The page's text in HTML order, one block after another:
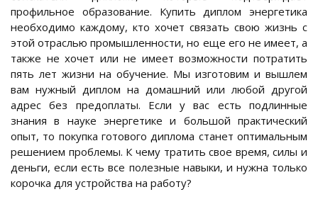
профильное образование. Купить диплом энергетика
необходимо каждому, кто хочет связать свою жизнь с
этой отраслью промышленности, но еще его не имеет, а
также не хочет или не имеет возможности потратить
пять лет жизни на обучение. Мы изготовим и вышлем
вам нужный диплом на домашний или любой другой
адрес без предоплаты. Если у вас есть подлинные
знания в науке энергетике и большой практический
опыт, то покупка готового диплома станет оптимальным
решением проблемы. К чему тратить свое время, силы и
деньги, если есть все полезные навыки, и нужна только
корочка для устройства на работу?